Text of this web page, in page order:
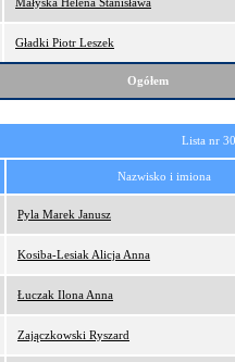
Gładki Piotr Leszek
Ogółem
Lista nr
Nazwisko i imiona
Pyla Marek Janusz
Kosiba-Lesiak Alicja Anna
Łuczak Ilona Anna
Zajączkowski Ryszard